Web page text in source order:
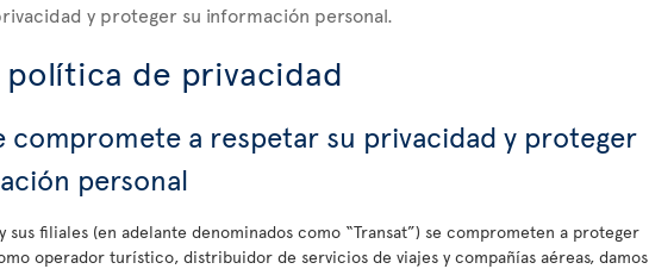
y proteger su información personal.
política de privacidad
compromete a respetar su privacidad y proteger
personal
sus filiales (en adelante denominados como “Transat”) se comprometen a proteger
operador turístico, distribuidor de servicios de viajes y compañías aéreas, damos